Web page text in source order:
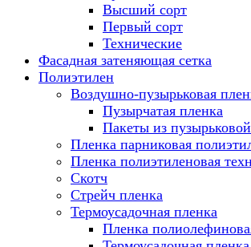
Высший сорт
Первый сорт
Технические
Фасадная затеняющая сетка
Полиэтилен
Воздушно-пузырьковая
Пузырчатая пленка
Пакеты из
Пленка парниковая
Пленка полиэтиленовая
Скотч
Стрейч пленка
Термоусадочная пленка
Пленка